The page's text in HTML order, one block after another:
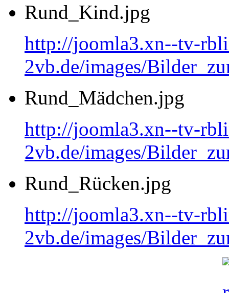
Rund_Kind.jpg
http://joomla3.xn--tv-
2vb.de/images/
Rund_Mädchen.jpg
http://joomla3.xn--tv-
2vb.de/images/
Rund_Rücken.jpg
http://joomla3.xn--tv-
2vb.de/images/